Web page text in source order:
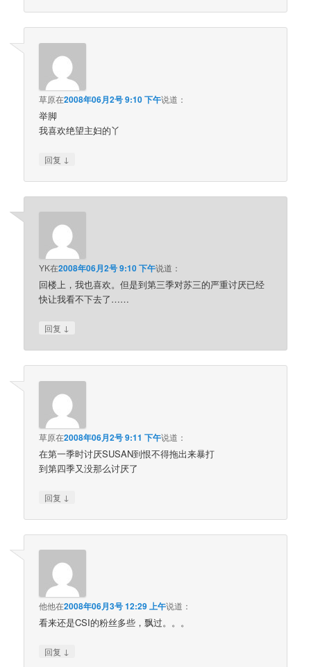
草原在2008年06月2号 9:10 下午说道：
举脚
我喜欢绝望主妇的丫
回复 ↓
YK在2008年06月2号 9:10 下午说道：
回楼上，我也喜欢。但是到第三季对苏三的严重讨厌已经
快让我看不下去了……
回复 ↓
草原在2008年06月2号 9:11 下午说道：
在第一季时讨厌SUSAN到恨不得拖出来暴打
到第四季又没那么讨厌了
回复 ↓
他他在2008年06月3号 12:29 上午说道：
看来还是CSI的粉丝多些，飘过。。。
回复 ↓